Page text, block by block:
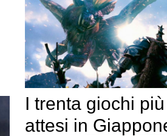
I trenta giochi più
attesi in